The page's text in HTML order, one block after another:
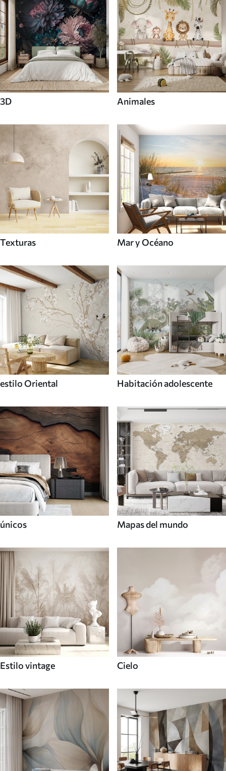
3D Animales
Texturas Mar y Océano
estilo Oriental Habitación adolescente
únicos Mapas del mundo
Estilo vintage Cielo